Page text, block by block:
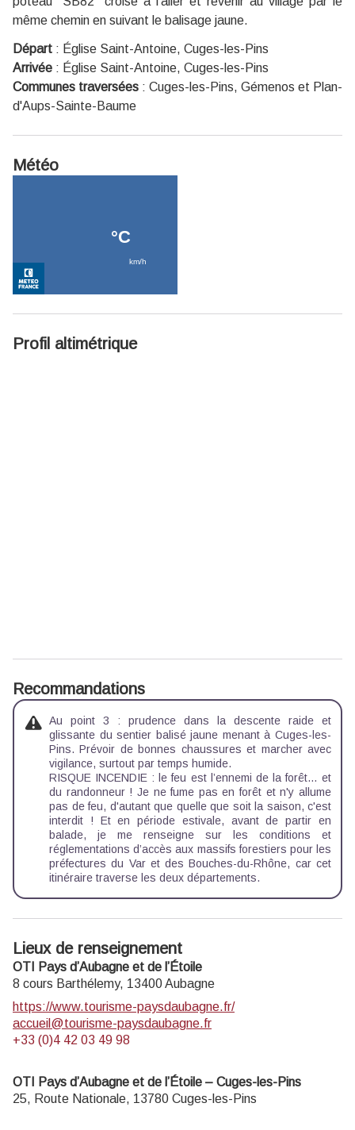
même chemin en suivant le balisage jaune.
Départ : Église Saint-Antoine, Cuges-les-Pins
Arrivée : Église Saint-Antoine, Cuges-les-Pins
Communes traversées : Cuges-les-Pins, Gémenos et Plan-
d'Aups-Sainte-Baume
Météo
Profil altimétrique
Recommandations
Au point 3 : prudence dans la descente raide et
glissante du sentier balisé jaune menant à Cuges-les-
Pins. Prévoir de bonnes chaussures et marcher avec
vigilance, surtout par temps humide.
RISQUE INCENDIE : le feu est l’ennemi de la forêt… et
du randonneur ! Je ne fume pas en forêt et n'y allume
pas de feu, d'autant que quelle que soit la saison, c'est
interdit ! Et en période estivale, avant de partir en
balade, je me renseigne sur les conditions et
réglementations d’accès aux massifs forestiers pour les
préfectures du Var et des Bouches-du-Rhône, car cet
itinéraire traverse les deux départements.
Lieux de renseignement
OTI Pays d’Aubagne et de l’Étoile
8 cours Barthélemy, 13400Aubagne
https://www.tourisme-paysdaubagne.fr/
accueil@tourisme-paysdaubagne.fr
+33 (0)4 42 03 49 98
OTI Pays d’Aubagne et de l’Étoile – Cuges-les-Pins
25, Route Nationale, 13780 Cuges-les-Pins